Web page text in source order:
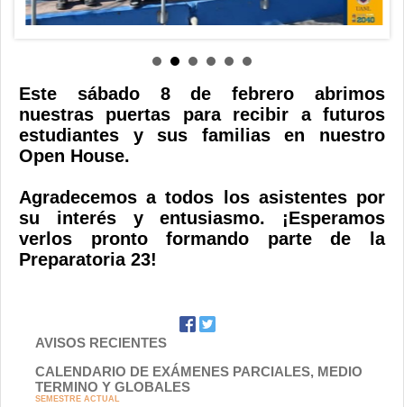
Este sábado 8 de febrero abrimos
nuestras puertas para recibir a futuros
estudiantes y sus familias en nuestro
Open House.
Agradecemos a todos los asistentes por
su interés y entusiasmo. ¡Esperamos
verlos pronto formando parte de la
Preparatoria 23!
AVISOS RECIENTES
CALENDARIO DE EXÁMENES PARCIALES, MEDIO
TERMINO Y GLOBALES
SEMESTRE ACTUAL